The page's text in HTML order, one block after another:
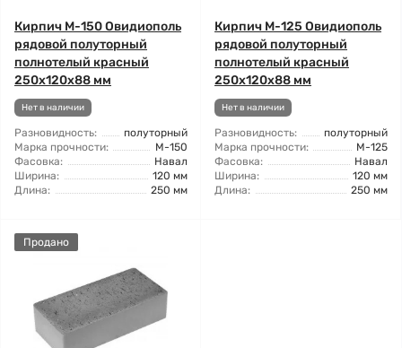
Кирпич М-150 Овидиополь
рядовой полуторный
полнотелый красный
250х120х88 мм
Нет в наличии
Разновидность:
полуторный
Марка прочности:
М-150
Фасовка:
Навал
Ширина:
120 мм
Длина:
250 мм
Кирпич М-125 Овидиополь
рядовой полуторный
полнотелый красный
250х120х88 мм
Нет в наличии
Разновидность:
полуторный
Марка прочности:
М-125
Фасовка:
Навал
Ширина:
120 мм
Длина:
250 мм
Продано